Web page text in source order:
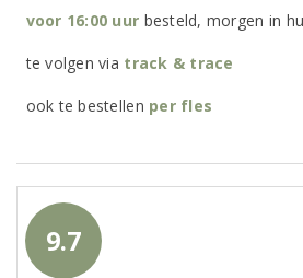
voor 16:00 uur besteld, morgen in
te volgen via track & trace
ook te bestellen per fles
9.7